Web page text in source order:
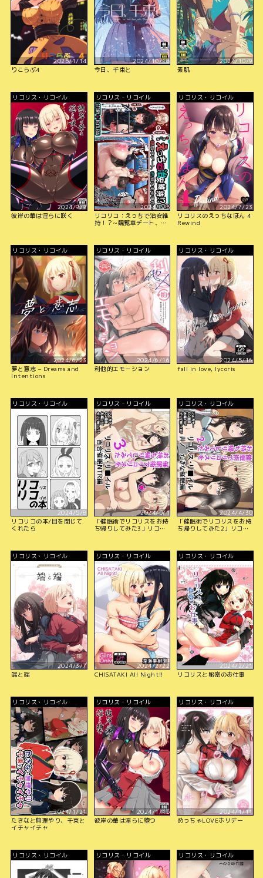
2025/1/14
りこらぶ4
2024/10/18
今日、千束と
2024/10/9
素肌
リコリス・リコイル
2024/9/9
彼岸の華は淫らに咲く
リコリス・リコイル
2024/8/5
リコリコ：えっちで治安維
持！？~観覧車デート、密
リコリス・リコイル
2024/7/23
リコリスのえっちなほん 4
Rewind
リコリス・リコイル
2024/6/23
夢と意志 – Dreams and
Intentions
リコリス・リコイル
2024/6/16
利他的エモーション
リコリス・リコイル
2024/5/16
fall in love, lycoris
リコリス・リコイル
2024/5/8
リコリコの本/目を閉じて
くれたら
リコリス・リコイル
2024/5/1
「催眠術でリコリスをお持
ち帰りしてみた3」リコリ
リコリス・リコイル
2024/4/30
「催眠術でリコリスをお持
ち帰りしてみた2」リコリ
リコリス・リコイル
2024/3/7
端と端
リコリス・リコイル
2024/2/22
CHISATAKI All Night!!
リコリス・リコイル
2024/2/21
リコリスと秘密のお仕事
リコリス・リコイル
2024/1/21
たきなと無理やり、千束と
イチャイチャ
リコリス・リコイル
2024/1/15
彼岸の華は淫らに堕つ
リコリス・リコイル
2024/1/11
めっちゃLOVEホリデー
リコリス・リコイル リコリス・リコイル リコリス・リコイル